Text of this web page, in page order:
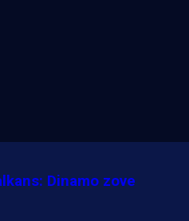
Dinamo zove